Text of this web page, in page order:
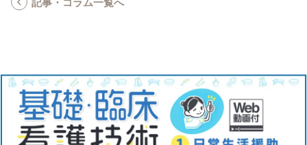
記事・コラム一覧へ